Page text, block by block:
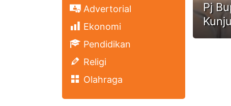
Advertorial
Ekonomi
Pendidikan
Religi
Olahraga
Pj